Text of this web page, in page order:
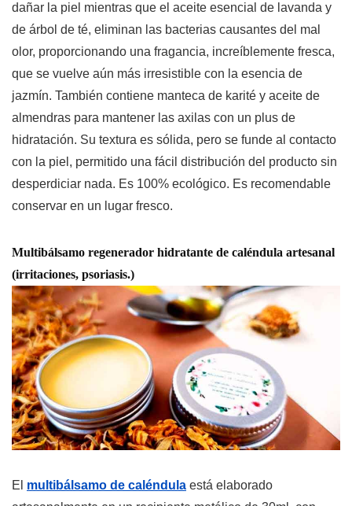
dañar la piel mientras que el aceite esencial de lavanda y
de árbol de té, eliminan las bacterias causantes del mal
olor, proporcionando una fragancia, increíblemente fresca,
que se vuelve aún más irresistible con la esencia de
jazmín. También contiene manteca de karité y aceite de
almendras para mantener las axilas con un plus de
hidratación. Su textura es sólida, pero se funde al contacto
con la piel, permitido una fácil distribución del producto sin
desperdiciar nada. Es 100% ecológico. Es recomendable
conservar en un lugar fresco.
Multibálsamo regenerador hidratante de caléndula artesanal
(irritaciones, psoriasis.)
El multibálsamo de caléndula está elaborado